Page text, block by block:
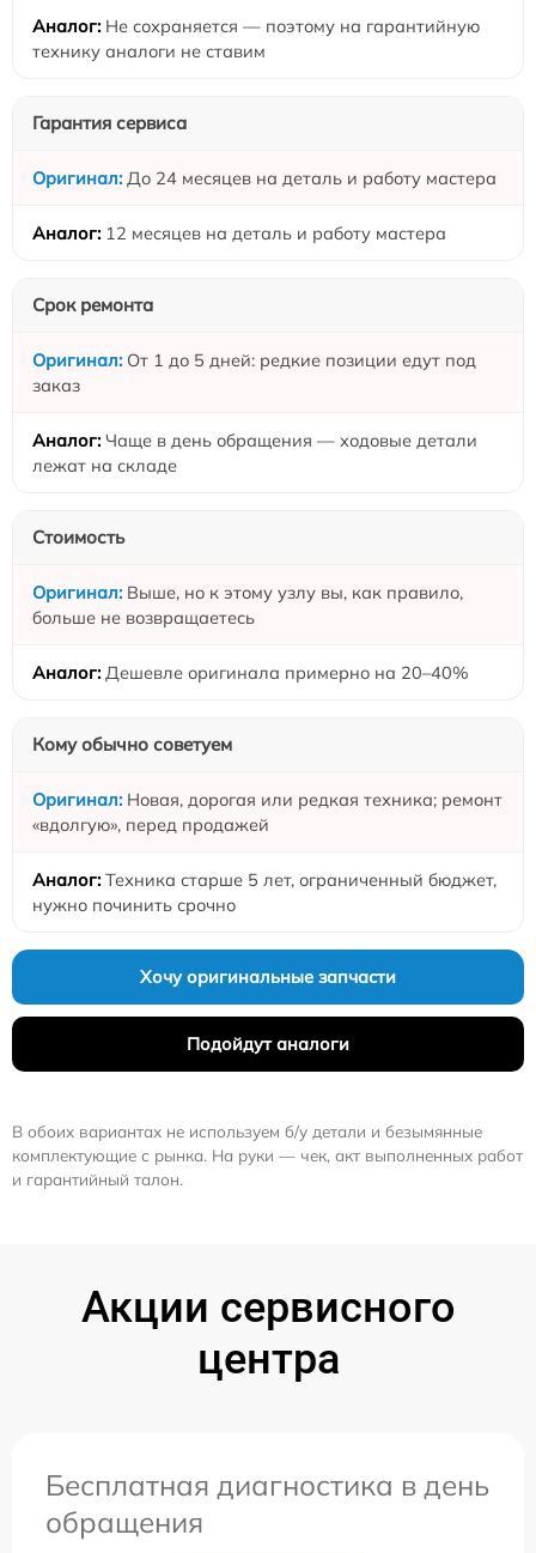
Не сохраняется — поэтому на гарантийную
технику аналоги не ставим
Гарантия сервиса
До 24 месяцев на деталь и работу мастера
12 месяцев на деталь и работу мастера
Срок ремонта
От 1 до 5 дней: редкие позиции едут под
заказ
Чаще в день обращения — ходовые детали
лежат на складе
Стоимость
Выше, но к этому узлу вы, как правило,
больше не возвращаетесь
Дешевле оригинала примерно на 20–40%
Кому обычно советуем
Новая, дорогая или редкая техника; ремонт
«вдолгую», перед продажей
Техника старше 5 лет, ограниченный бюджет,
нужно починить срочно
Хочу оригинальные запчасти
Подойдут аналоги
В обоих вариантах не используем б/у детали и безымянные
комплектующие с рынка. На руки — чек, акт выполненных работ
и гарантийный талон.
Акции сервисного
центра
Бесплатная диагностика в день
обращения